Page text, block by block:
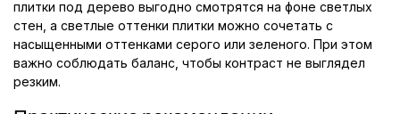
плитки под дерево выгодно смотрятся на фоне светлых
стен, а светлые оттенки плитки можно сочетать с
насыщенными оттенками серого или зеленого. При этом
важно соблюдать баланс, чтобы контраст не выглядел
резким.